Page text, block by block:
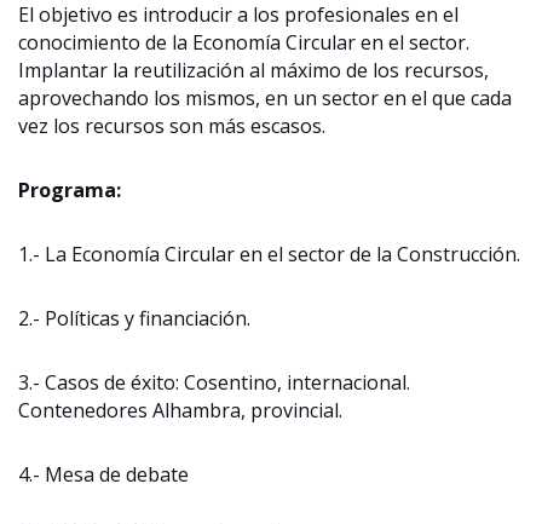
El objetivo es introducir a los profesionales en el
conocimiento de la Economía Circular en el sector.
Implantar la reutilización al máximo de los recursos,
aprovechando los mismos, en un sector en el que cada
vez los recursos son más escasos.
Programa:
1.- La Economía Circular en el sector de la Construcción.
2.- Políticas y financiación.
3.- Casos de éxito: Cosentino, internacional.
Contenedores Alhambra, provincial.
4.- Mesa de debate